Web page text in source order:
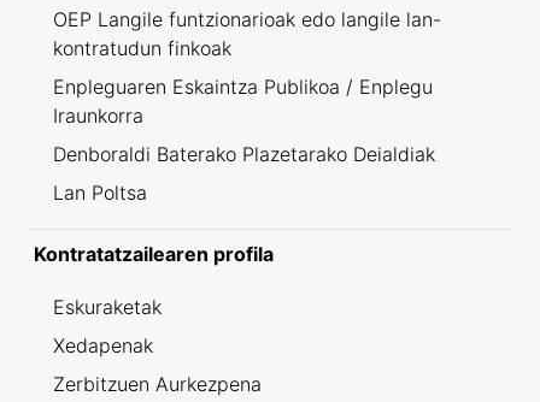
OEP Langile funtzionarioak edo langile lan-
kontratudun finkoak
Enpleguaren Eskaintza Publikoa / Enplegu
Iraunkorra
Denboraldi Baterako Plazetarako Deialdiak
Lan Poltsa
Kontratatzailearen profila
Eskuraketak
Xedapenak
Zerbitzuen Aurkezpena